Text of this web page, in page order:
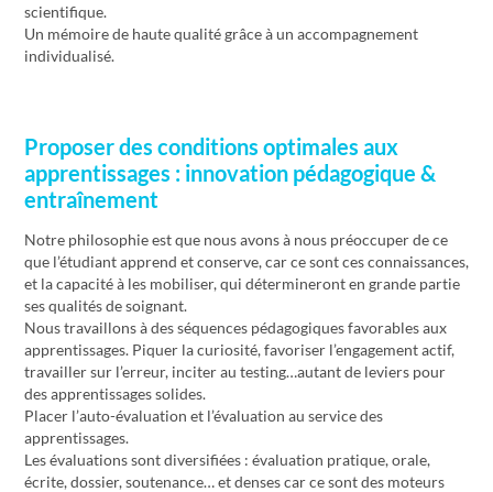
scientifique.
Un mémoire de haute qualité grâce à un accompagnement
individualisé.
Proposer des conditions optimales aux
apprentissages : innovation pédagogique &
entraînement
Notre philosophie est que nous avons à nous préoccuper de ce
que l’étudiant apprend et conserve, car ce sont ces connaissances,
et la capacité à les mobiliser, qui détermineront en grande partie
ses qualités de soignant.
Nous travaillons à des séquences pédagogiques favorables aux
apprentissages. Piquer la curiosité, favoriser l’engagement actif,
travailler sur l’erreur, inciter au testing…autant de leviers pour
des apprentissages solides.
Placer l’auto-évaluation et l’évaluation au service des
apprentissages.
Les évaluations sont diversifiées : évaluation pratique, orale,
écrite, dossier, soutenance… et denses car ce sont des moteurs